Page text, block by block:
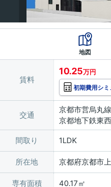
地図
賃料
10.25万円
初期費用シ
交通
京都市営烏丸
京都地下鉄東
間取り 1LDK
所在地 京都府京都市
専有面積 40.17㎡